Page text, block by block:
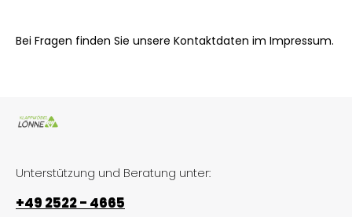
Bei Fragen finden Sie unsere Kontaktdaten im Impressum.
Unterstützung und Beratung unter:
+49 2522 - 4665